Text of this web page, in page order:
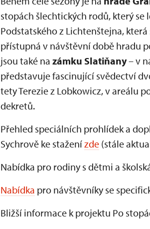
stopách šlechtických rodů, který
Podstatského z Lichtenštejna,
přístupná v návštěvní době hradu
jsou také na zámku Slatiňany– v
představuje fascinující svědectví
tety Terezie z Lobkowicz, v areálu
dekretů.
Přehled speciálních prohlídek a
Sychrově ke staženízde (stále
Nabídka pro rodiny s dětmi a
Nabídka pro návštěvníky se
Bližší informace k projektu Po